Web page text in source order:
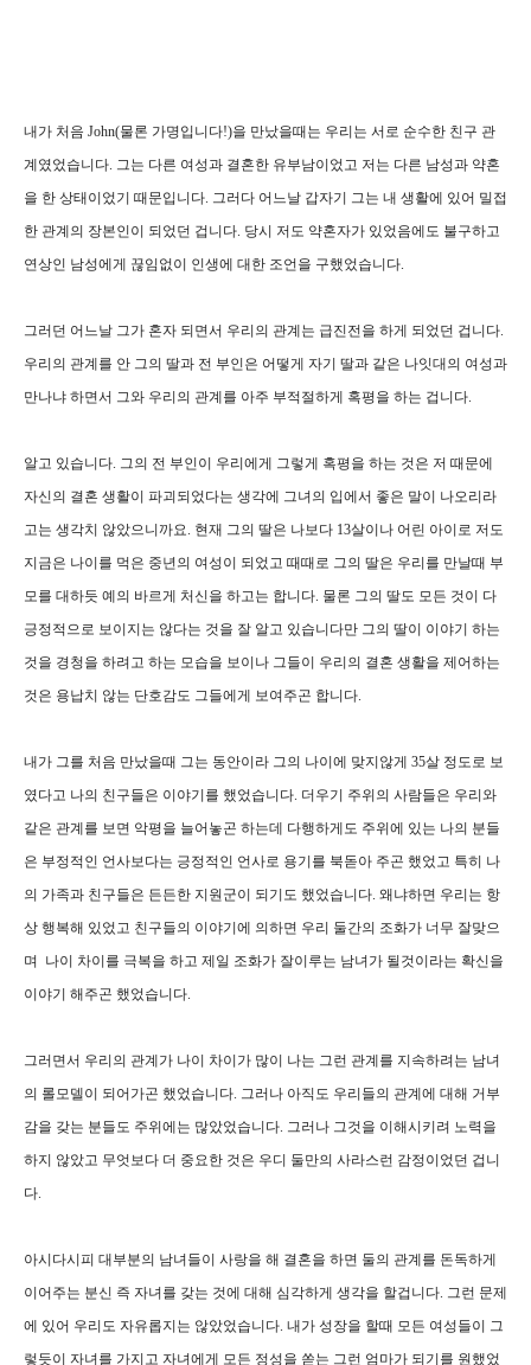
내가 처음 John(물론 가명입니다!)을 만났을때는 우리는 서로 순수한 친구 관
계였었습니다. 그는 다른 여성과 결혼한 유부남이었고 저는 다른 남성과 약혼
을 한 상태이었기 때문입니다. 그러다 어느날 갑자기 그는 내 생활에 있어 밀접
한 관계의 장본인이 되었던 겁니다. 당시 저도 약혼자가 있었음에도 불구하고
연상인 남성에게 끊임없이 인생에 대한 조언을 구했었습니다.
그러던 어느날 그가 혼자 되면서 우리의 관계는 급진전을 하게 되었던 겁니다.
우리의 관계를 안 그의 딸과 전 부인은 어떻게 자기 딸과 같은 나잇대의 여성과
만나냐 하면서 그와 우리의 관계를 아주 부적절하게 혹평을 하는 겁니다.
알고 있습니다. 그의 전 부인이 우리에게 그렇게 혹평을 하는 것은 저 때문에
자신의 결혼 생활이 파괴되었다는 생각에 그녀의 입에서 좋은 말이 나오리라
고는 생각치 않았으니까요. 현재 그의 딸은 나보다 13살이나 어린 아이로 저도
지금은 나이를 먹은 중년의 여성이 되었고 때때로 그의 딸은 우리를 만날때 부
모를 대하듯 예의 바르게 처신을 하고는 합니다. 물론 그의 딸도 모든 것이 다
긍정적으로 보이지는 않다는 것을 잘 알고 있습니다만 그의 딸이 이야기 하는
것을 경청을 하려고 하는 모습을 보이나 그들이 우리의 결혼 생활을 제어하는
것은 용납치 않는 단호감도 그들에게 보여주곤 합니다.
내가 그를 처음 만났을때 그는 동안이라 그의 나이에 맞지않게 35살 정도로 보
였다고 나의 친구들은 이야기를 했었습니다. 더우기 주위의 사람들은 우리와
같은 관계를 보면 악평을 늘어놓곤 하는데 다행하게도 주위에 있는 나의 분들
은 부정적인 언사보다는 긍정적인 언사로 용기를 북돋아 주곤 했었고 특히 나
의 가족과 친구들은 든든한 지원군이 되기도 했었습니다. 왜냐하면 우리는 항
상 행복해 있었고 친구들의 이야기에 의하면 우리 둘간의 조화가 너무 잘맞으
며 나이 차이를 극복을 하고 제일 조화가 잘이루는 남녀가 될것이라는 확신을
이야기 해주곤 했었습니다.
그러면서 우리의 관계가 나이 차이가 많이 나는 그런 관계를 지속하려는 남녀
의 롤모델이 되어가곤 했었습니다. 그러나 아직도 우리들의 관계에 대해 거부
감을 갖는 분들도 주위에는 많았었습니다. 그러나 그것을 이해시키려 노력을
하지 않았고 무엇보다 더 중요한 것은 우디 둘만의 사라스런 감정이었던 겁니
다.
아시다시피 대부분의 남녀들이 사랑을 해 결혼을 하면 둘의 관계를 돈독하게
이어주는 분신 즉 자녀를 갖는 것에 대해 심각하게 생각을 할겁니다. 그런 문제
에 있어 우리도 자유롭지는 않았었습니다. 내가 성장을 할때 모든 여성들이 그
렇듯이 자녀를 가지고 자녀에게 모든 정성을 쏟는 그런 엄마가 되기를 원했었